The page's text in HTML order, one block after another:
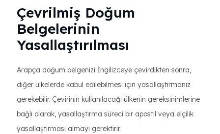
Çevrilmiş Doğum
Belgelerinin
Yasallaştırılması
Arapça doğum belgenizi İngilizceye çevirdikten sonra,
diğer ülkelerde kabul edilebilmesi için yasallaştırmanız
gerekebilir. Çevirinin kullanılacağı ülkenin gereksinimlerine
bağlı olarak, yasallaştırma süreci bir apostil veya elçilik
yasallaştırması almayı gerektirir.